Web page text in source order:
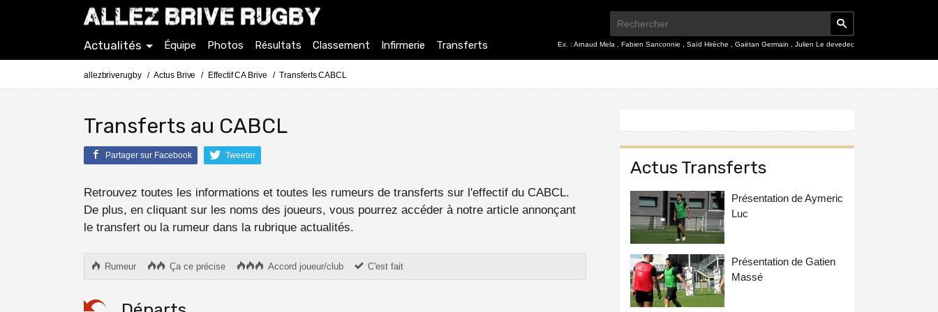
Ex. : Arnaud Mela Fabien Sanconnie Saïd Hirèche Gaëtan Germain Julien Le devedec
Actualités Équipe Photos Résultats Classement Infirmerie Transferts
allezbriverugby Actus Brive Effectif CA Brive Transferts CABCL
Transferts au CABCL
Partager sur Facebook Tweeter
Retrouvez toutes les informations et toutes les rumeurs de transferts sur l'effectif du CABCL.
De plus, en cliquant sur les noms des joueurs, vous pourrez accéder à notre article annonçant
le transfert ou la rumeur dans la rubrique actualités.
Rumeur Ça ce précise Accord joueur/club C'est fait
Actus Transferts
Présentation de Aymeric
Luc
Présentation de Gatien
Massé